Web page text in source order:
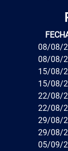
08/08/
08/08/
15/08/
15/08/
22/08/
22/08/
29/08/
29/08/
05/09/